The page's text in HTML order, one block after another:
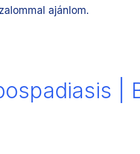
ajánlom.
|